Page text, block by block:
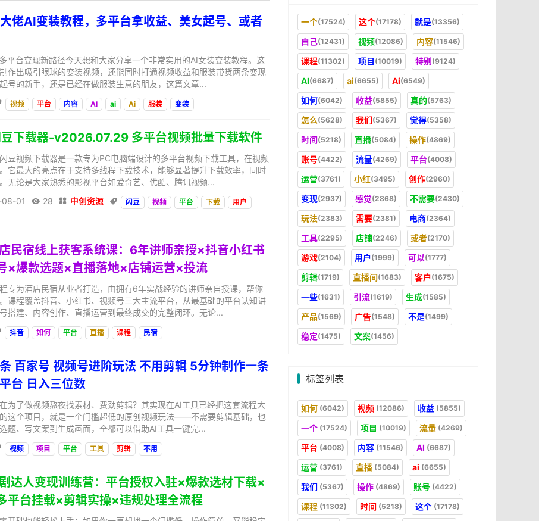
佬AI变装教程，多平台拿收益、美女起号、或者
平台变现新路径今天想和大家分享一个非常实用的AI女装变装教程。这
作出吸引眼球的变装视频，还能同时打通视频收益和服装带货两条变现
号的新手，还是已经在做服装生意的朋友，这篇文章...
视频 平台 内容 AI ai Ai 服装 变装
豆下载器-v2026.07.29 多平台视频批量下载软件
豆视频下载器是一款专为PC电脑端设计的多平台视频下载工具，在视频
它最大的亮点在于支持多线程下载技术，能够显著提升下载效率，同时
无论是大家熟悉的影视平台如爱奇艺、优酷、腾讯视频...
01  28  中创资源  闪豆 视频 平台 下载
用户
民宿线上获客系统课：6年讲师亲授×抖音小红书
×爆款选题×直播落地×店铺运营×投流
专为酒店民宿从业者打造，由拥有6年实战经验的讲师亲自授课，帮你
课程覆盖抖音、小红书、视频号三大主流平台，从最基础的平台认知讲
搭建、内容创作、直播运营到最终成交的完整闭环。无论...
抖音 如何 平台 直播 课程 民宿
百家号 视频号进阶玩法 不用剪辑 5分钟制作一条
台 日入三位数
为了做视频熬夜找素材、费劲剪辑？其实现在AI工具已经把这套流程大
这个项目，就是一个门槛超低的原创视频玩法——不需要剪辑基础，也
题、写文案到生成画面，全都可以借助AI工具一键完...
视频 项目 平台 工具 剪辑 不用
达人变现训练营：平台授权入驻×爆款选材下载×
平台挂载×剪辑实操×违规处理全流程
一个(17524) 这个(17178) 就是(13356)
自己(12431) 视频(12086) 内容(11546)
课程(11302) 项目 (10019) 特别(9124)
AI(6687) ai(6655) Ai(6549)
如何(6042) 收益(5855) 真的(5763)
怎么(5628) 我们(5367) 觉得(5358)
时间(5218) 直播(5084) 操作(4869)
账号(4422) 流量(4269) 平台(4008)
运营(3761) 小红(3495) 创作(2960)
变现(2937) 感觉(2868) 不需要(2430)
玩法(2383) 需要(2381) 电商(2364)
工具(2295) 店铺(2246) 或者(2170)
游戏(2104) 用户(1999) 可以(1777)
剪辑(1719) 直播间(1683) 客户(1675)
一些(1631) 引流(1619) 生成(1585)
产品(1569) 广告(1548) 不是(1499)
稳定(1475) 文案(1456)
标签列表
如何 (6042) 视频 (12086) 收益 (5855)
一个 (17524) 项目 (10019) 流量 (4269)
平台 (4008) 内容 (11546) AI (6687)
运营 (3761) 直播 (5084) ai (6655)
我们 (5367) 操作 (4869) 账号 (4422)
课程 (11302) 时间 (5218) 这个 (17178)